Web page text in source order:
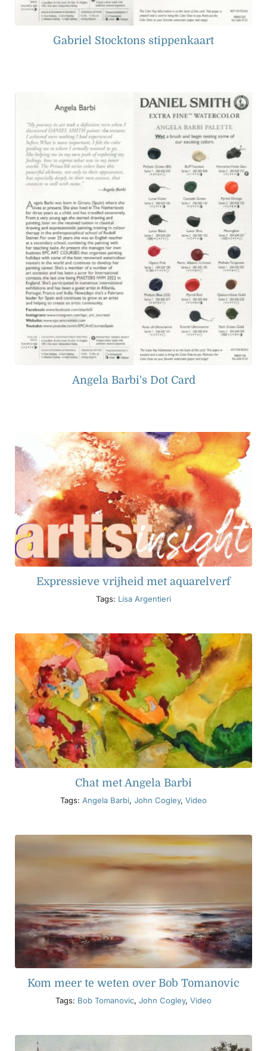
Gabriel Stocktons stippenkaart
Angela Barbi's Dot Card
Expressieve vrijheid met aquarelverf
Tags: Lisa Argentieri
Chat met Angela Barbi
Tags: Angela Barbi, John Cogley, Video
Kom meer te weten over Bob Tomanovic
Tags: Bob Tomanovic, John Cogley, Video